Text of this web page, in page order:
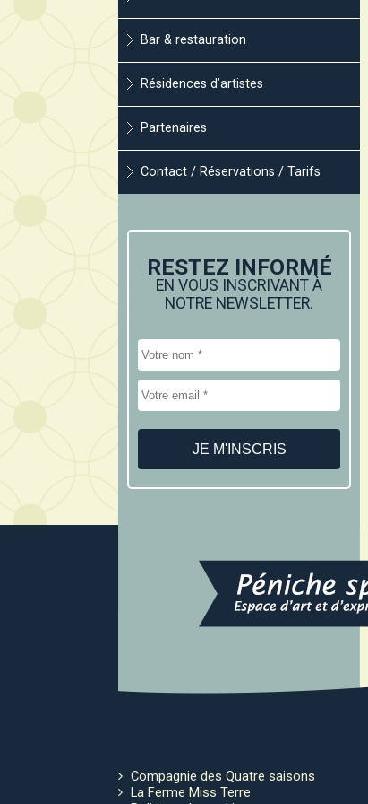
Bar & restauration
Résidences d’artistes
Partenaires
Contact / Réservations / Tarifs
RESTEZ INFORMÉ
EN VOUS INSCRIVANT À
NOTRE NEWSLETTER.
Compagnie des Quatre saisons
La Ferme Miss Terre